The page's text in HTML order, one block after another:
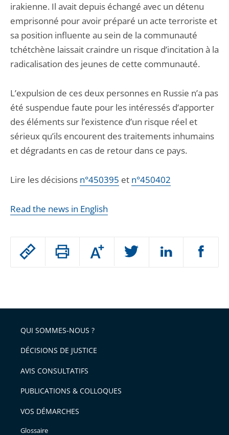
Passer
arriver
après
Augmenter
ou
l'article
pour
avant
irakienne. Il avait depuis échangé avec un détenu
emprisonné pour avoir préparé un acte terroriste et
sa position influente au sein de la communauté
tchétchène laissait craindre un risque d’incitation à la
radicalisation des jeunes de cette communauté.
L’expulsion de ces deux personnes en Russie n’a pas
été suspendue faute pour les intéressés d’apporter
des éléments sur l’existence d’un risque réel et
sérieux qu’ils encourent des traitements inhumains
et dégradants en cas de retour dans ce pays.
Lire les décisions n°450395 et n°450402
Read the news in English
QUI SOMMES-NOUS ?
DÉCISIONS DE JUSTICE
AVIS CONSULTATIFS
PUBLICATIONS & COLLOQUES
VOS DÉMARCHES
Glossaire